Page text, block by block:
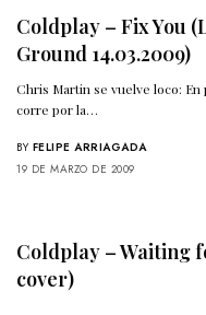
Coldplay – Fix You
Ground 14.03.2009)
Chris Martin se vuelve loco:
corre por la…
BY FELIPE ARRIAGADA
19 DE MARZO DE 2009
Coldplay – Waiting
cover)